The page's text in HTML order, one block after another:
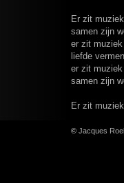
Er zit
samen zijn
er zit
liefde
er zit
samen zijn
Er zit
© Jacques